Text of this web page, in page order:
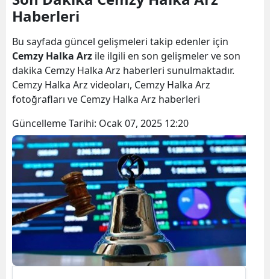
Haberleri
Bu sayfada güncel gelişmeleri takip edenler için
Cemzy Halka Arz ile ilgili en son gelişmeler ve son
dakika Cemzy Halka Arz haberleri sunulmaktadır.
Cemzy Halka Arz videoları, Cemzy Halka Arz
fotoğrafları ve Cemzy Halka Arz haberleri
Güncelleme Tarihi: Ocak 07, 2025 12:20